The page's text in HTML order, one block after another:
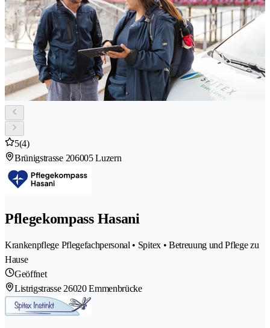
5(4)
Brünigstrasse 206005 Luzern
Pflegekompass Hasani
Krankenpflege Pflegefachpersonal • Spitex • Betreuung und Pflege zu
Hause
Geöffnet
Listrigstrasse 26020 Emmenbrücke